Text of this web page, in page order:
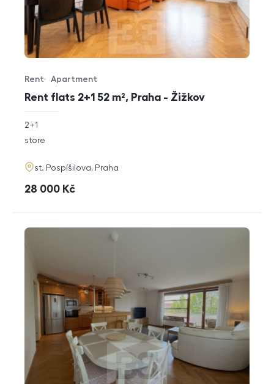
Rent flats 2+1 52 m², Praha - Žižkov
Offer type
Rent
Property type
Apartment
rozměry
2+1
funkce
store
adresa
st. Pospíšilova, Praha
cena
28 000 Kč